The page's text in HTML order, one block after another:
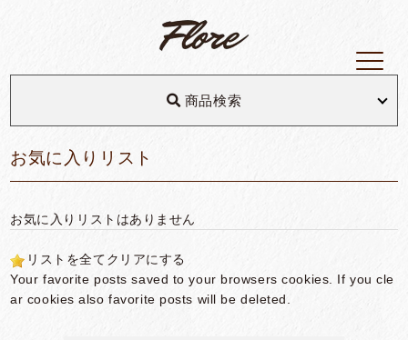
商品検索
お気に入りリスト
お気に入りリストはありません
リストを全てクリアにする
Your favorite posts saved to your browsers cookies. If you cle
ar cookies also favorite posts will be deleted.